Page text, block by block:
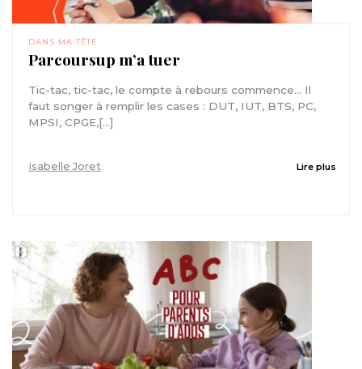
DANS MA TÊTE
Parcoursup m’a tuer
Tic-tac, tic-tac, le compte à rebours commence… Il
faut songer à remplir les cases : DUT, IUT, BTS, PC,
MPSI, CPGE,[...]
Isabelle Joret Lire plus